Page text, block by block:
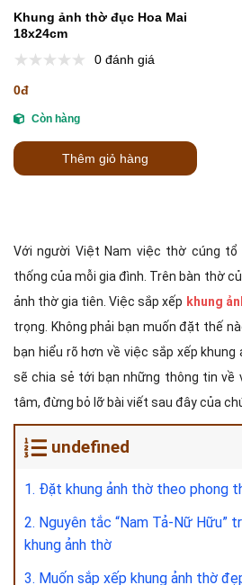
Khung ảnh thờ đục Hoa Mai
18x24cm
0 đánh giá
0đ
Còn hàng
Thêm giỏ hàng
Với người Việt Nam việc thờ cúng
thống của mỗi gia đình. Trên bàn thờ
ảnh thờ gia tiên. Việc sắp xếp khung
trọng. Không phải bạn muốn đặt thế
bạn hiểu rõ hơn về việc sắp xếp
sẽ chia sẻ tới bạn những thông tin về
tâm, đừng bỏ lỡ bài viết sau đây của
undefined
1. Đặt khung ảnh thờ theo phong
2. Nguyên tắc “Nam Tả-Nữ Hữu”
khung ảnh thờ
3. Muốn sắp xếp khung ảnh thờ